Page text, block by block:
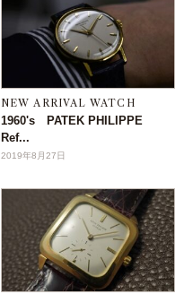
NEW ARRIVAL WATCH
1960's PATEK PHILIPPE
Ref...
2019年8月27日